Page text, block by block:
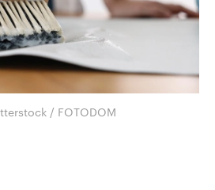
/ FOTODOM